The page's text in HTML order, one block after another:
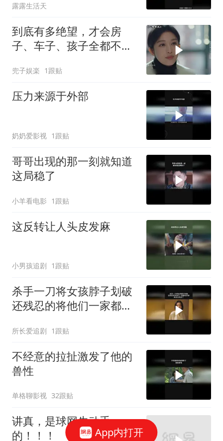
露露生活天
到底有多绝望，才会房
子、车子、孩子全都不
兜子娱楽 1跟贴
压力来源于外部
奶奶爱影视 1跟贴
哥哥出现的那一刻就知道
这局稳了
小羊看电影 1跟贴
这反转让人头皮发麻
小男孩追剧 1跟贴
杀手一刀将女孩脖子划破
还残忍的将他们一家都给
所长爱追剧 1跟贴
不经意的拉扯激发了他的
兽性
单格聊影视 32跟贴
讲真，是球网先动手
的！！！
App内打开